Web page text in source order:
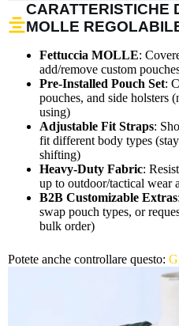
CARATTERISTICHE
MOLLE
Fettuccia MOLLE:
add/remove custom
Pre-Installed Pouch Set:
pouches, and side holsters
using)
Adjustable Fit Straps:
fit different body types
shifting)
Heavy-Duty Fabric:
up to outdoor/tactical wear
B2B Customizable Extras
swap pouch types, or
bulk order)
Potete anche controllare questo: